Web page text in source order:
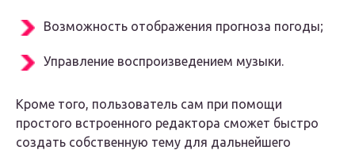
Возможность отображения прогноза погоды;
Управление воспроизведением музыки.
Кроме того, пользователь сам при помощи
простого встроенного редактора сможет быстро
создать собственную тему для дальнейшего